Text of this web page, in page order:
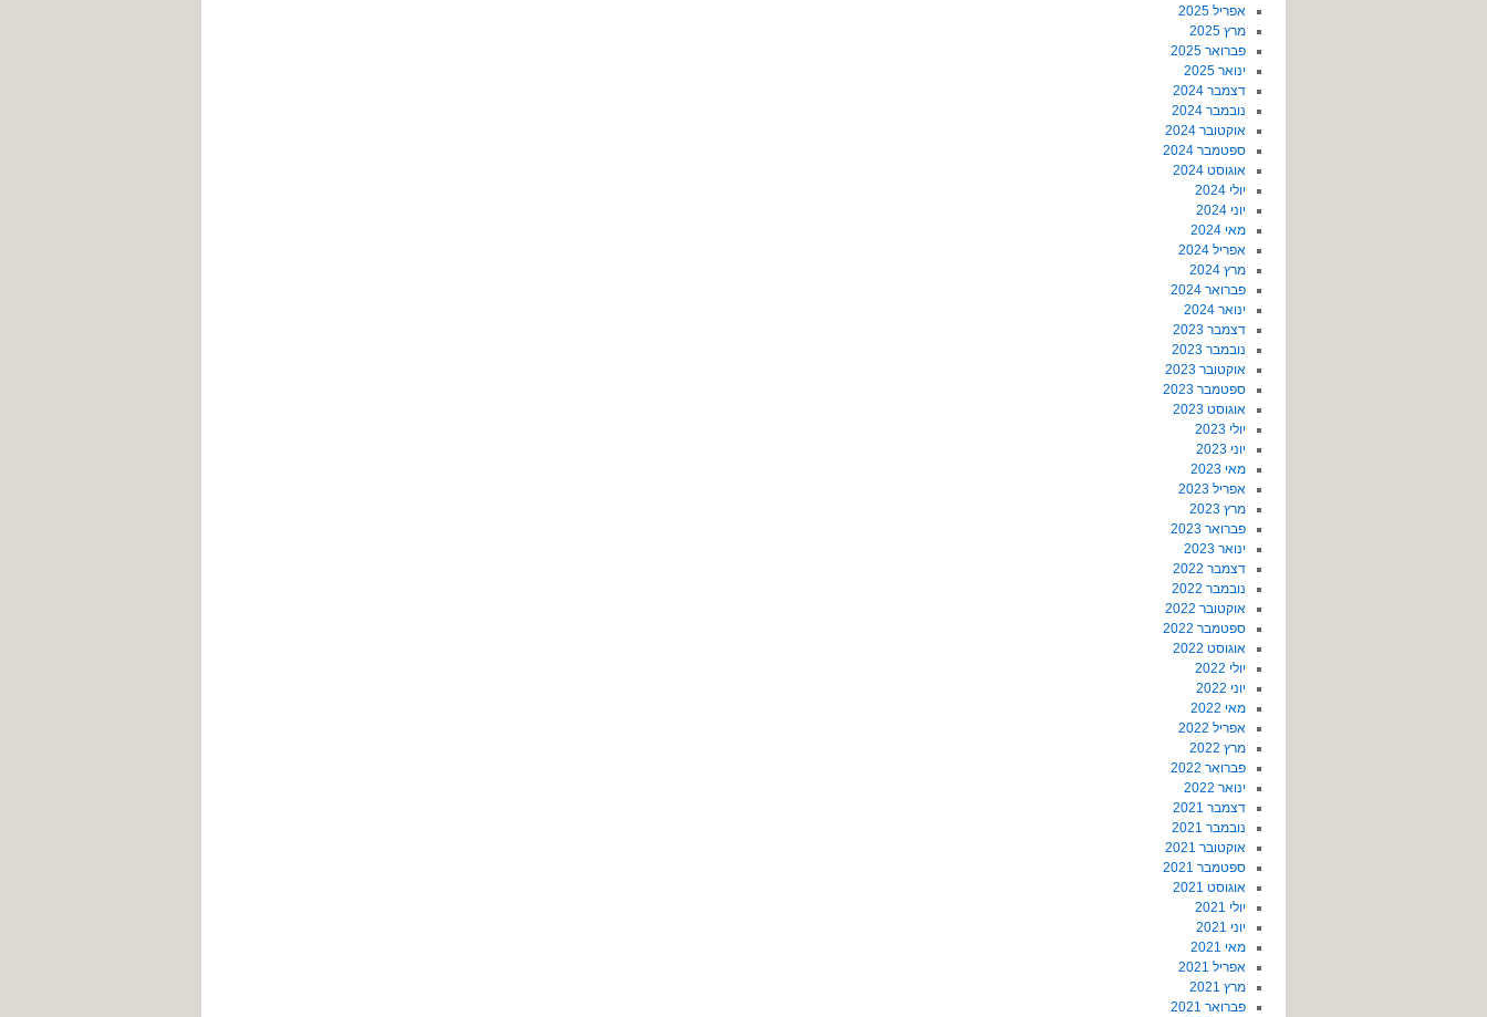
אפריל 2025
מרץ 2025
פברואר 2025
ינואר 2025
דצמבר 2024
נובמבר 2024
אוקטובר 2024
ספטמבר 2024
אוגוסט 2024
יולי 2024
יוני 2024
מאי 2024
אפריל 2024
מרץ 2024
פברואר 2024
ינואר 2024
דצמבר 2023
נובמבר 2023
אוקטובר 2023
ספטמבר 2023
אוגוסט 2023
יולי 2023
יוני 2023
מאי 2023
אפריל 2023
מרץ 2023
פברואר 2023
ינואר 2023
דצמבר 2022
נובמבר 2022
אוקטובר 2022
ספטמבר 2022
אוגוסט 2022
יולי 2022
יוני 2022
מאי 2022
אפריל 2022
מרץ 2022
פברואר 2022
ינואר 2022
דצמבר 2021
נובמבר 2021
אוקטובר 2021
ספטמבר 2021
אוגוסט 2021
יולי 2021
יוני 2021
מאי 2021
אפריל 2021
מרץ 2021
פברואר 2021